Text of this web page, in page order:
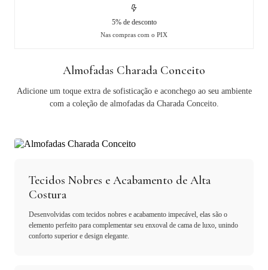
5% de desconto
Nas compras com o PIX
Almofadas Charada Conceito
Adicione um toque extra de sofisticação e aconchego ao seu ambiente
com a coleção de almofadas da Charada Conceito.
Tecidos Nobres e Acabamento de Alta
Costura
Desenvolvidas com tecidos nobres e acabamento impecável, elas são o
elemento perfeito para complementar seu enxoval de cama de luxo, unindo
conforto superior e design elegante.